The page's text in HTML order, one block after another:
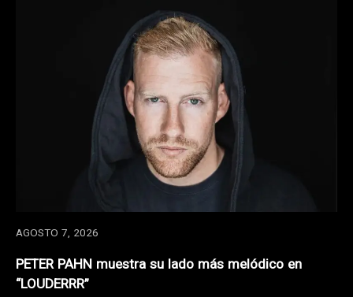
AGOSTO 7, 2026
PETER PAHN muestra su lado más melódico en
“LOUDERRR”